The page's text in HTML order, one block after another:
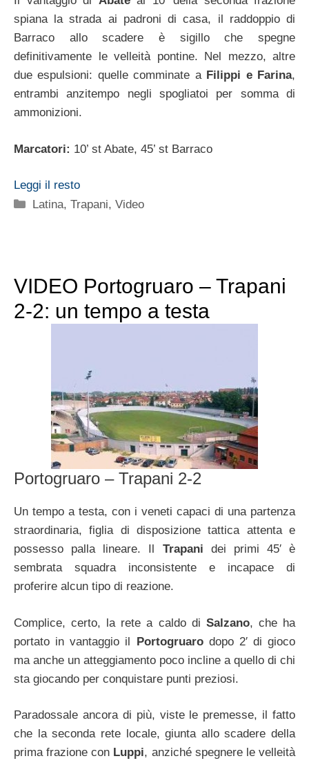
spiana la strada ai padroni di casa, il raddoppio di
Barraco allo scadere è sigillo che spegne
definitivamente le velleità pontine. Nel mezzo, altre
due espulsioni: quelle comminate a Filippi e Farina,
entrambi anzitempo negli spogliatoi per somma di
ammonizioni.
Marcatori: 10’ st Abate, 45’ st Barraco
Leggi il resto
Categorie
Latina,Trapani,Video
VIDEO Portogruaro – Trapani
2-2: un tempo a testa
Portogruaro – Trapani 2-2
Un tempo a testa, con i veneti capaci di una partenza
straordinaria, figlia di disposizione tattica attenta e
possesso palla lineare. Il Trapani dei primi 45′ è
sembrata squadra inconsistente e incapace di
proferire alcun tipo di reazione.
Complice, certo, la rete a caldo di Salzano, che ha
portato in vantaggio il Portogruarodopo 2′ di gioco
ma anche un atteggiamento poco incline a quello di chi
sta giocando per conquistare punti preziosi.
Paradossale ancora di più, viste le premesse, il fatto
che la seconda rete locale, giunta allo scadere della
prima frazione con Luppi, anziché spegnere le velleità